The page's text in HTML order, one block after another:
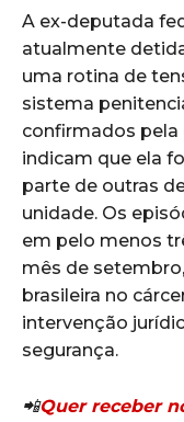
A ex-deputada
atualmente
uma rotina de
sistema
confirmados
indicam que ela
parte de outras
unidade. Os
em pelo menos
mês de
brasileira no
intervenção
segurança.
📲Quer receber